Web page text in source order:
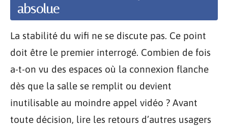
absolue
La stabilité du wifi ne se discute pas. Ce point
doit être le premier interrogé. Combien de fois
a-t-on vu des espaces où la connexion flanche
dès que la salle se remplit ou devient
inutilisable au moindre appel vidéo ? Avant
toute décision, lire les retours d’autres usagers